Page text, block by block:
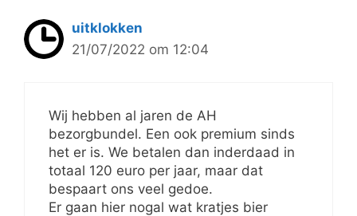
uitklokken
21/07/2022 om 12:04
Wij hebben al jaren de AH
bezorgbundel. Een ook premium sinds
het er is. We betalen dan inderdaad in
totaal 120 euro per jaar, maar dat
bespaart ons veel gedoe.
Er gaan hier nogal wat kratjes bier